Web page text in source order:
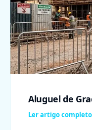
Aluguel de
Ler artigo